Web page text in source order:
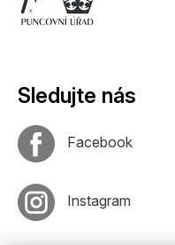
Sledujte nás
Facebook
Instagram